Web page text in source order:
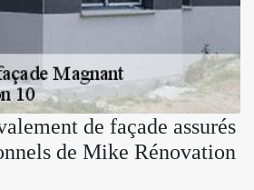
de façade assurés
de Mike Rénovation